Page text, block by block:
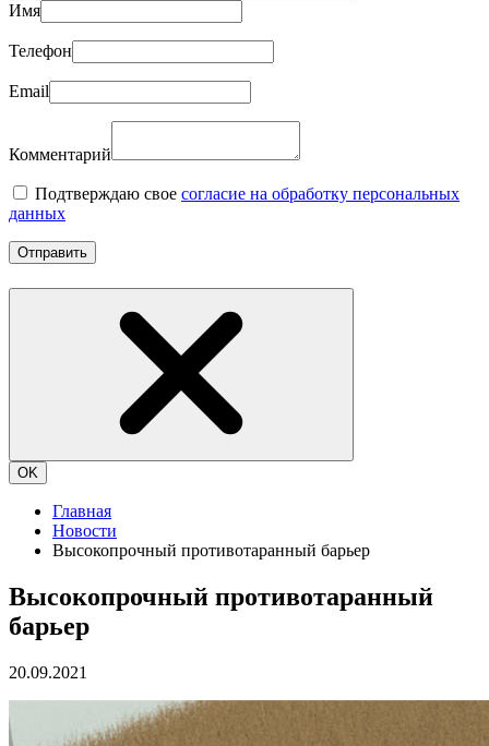
Имя
Телефон
Email
Комментарий
Подтверждаю свое согласие на обработку персональных
данных
Отправить
OK
Главная
Новости
Высокопрочный противотаранный барьер
Высокопрочный противотаранный
барьер
20.09.2021